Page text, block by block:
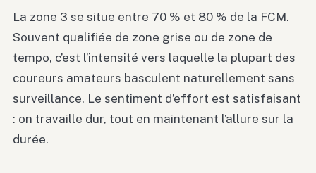
La zone 3 se situe entre 70 % et 80 % de la FCM.
Souvent qualifiée de zone grise ou de zone de
tempo, c’est l’intensité vers laquelle la plupart des
coureurs amateurs basculent naturellement sans
surveillance. Le sentiment d’effort est satisfaisant
: on travaille dur, tout en maintenant l’allure sur la
durée.